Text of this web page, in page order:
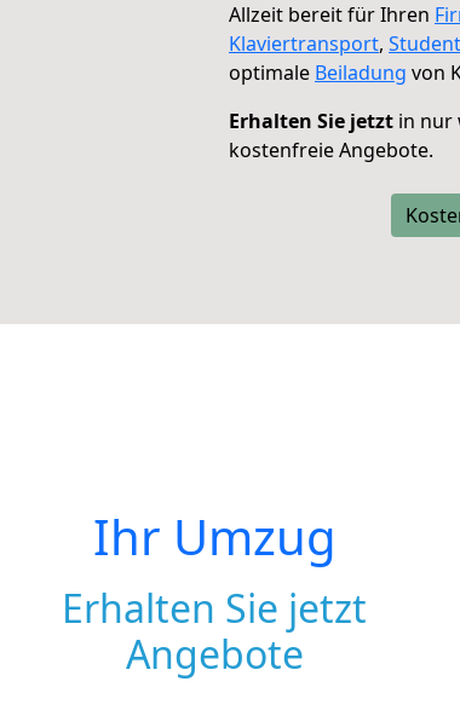
Allzeit bereit für Ihren
Klaviertransport,
optimale Beiladung von
Erhalten Sie jetzt in nur
kostenfreie Angebote.
Ihr Umzug
Erhalten Sie jetzt
Angebote